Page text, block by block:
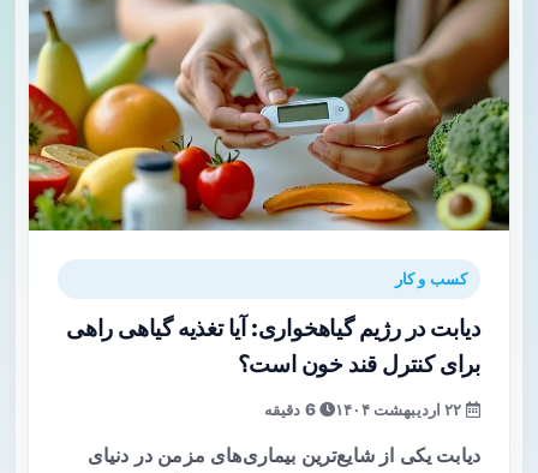
کسب و کار
دیابت در رژیم گیاهخواری: آیا تغذیه گیاهی راهی
برای کنترل قند خون است؟
6 دقیقه
دیابت یکی از شایع‌ترین بیماری‌های مزمن در دنیای